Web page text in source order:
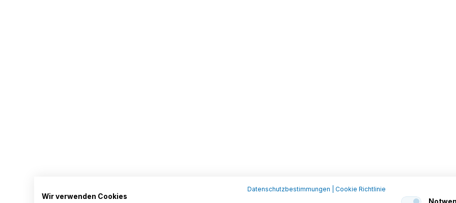
Datenschutzbestimmungen Cookie Richtlinie
Wir verwenden Cookies